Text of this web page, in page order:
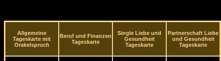
Allgemeine
Tageskarte mit
Orakelspruch
Beruf und Finanzen
Tageskarte
Single Liebe und
Gesundheit
Tageskarte
Partnerschaft Liebe
und Gesundheit
Tageskarte